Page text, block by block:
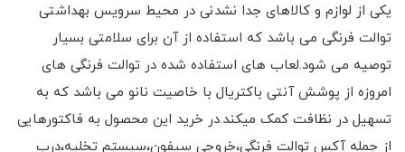
یکی از لوازم و کالاهای جدا نشدنی در محیط سرویس بهداشتی
توالت فرنگی می باشد که استفاده از آن برای سلامتی بسیار
توصیه می شود.لعاب های استفاده شده در توالت فرنگی های
امروزه از پوشش آنتی باکتریال با خاصیت نانو می باشد که به
تسهیل در نظافت کمک میکند.در خرید این محصول به فاکتورهایی
از جمله آکس توالت فرنگی،خروجی سیفون،سیستم تخلیه،درب